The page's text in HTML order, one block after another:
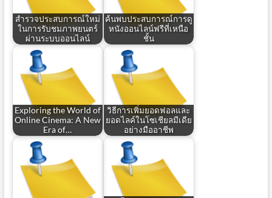
สำรวจประสบการณ์ใหม่
ในการรับชมภาพยนตร์
ผ่านระบบออนไลน์
ค้นพบประสบการณ์การดู
หนังออนไลน์ฟรีที่เหนือ
ชั้น
Exploring the World of
Online Cinema: A New
Era of…
วิธีการเพิ่มยอดฟอลและ
ยอดไลค์ในโซเชียลมีเดีย
อย่างมืออาชีพ